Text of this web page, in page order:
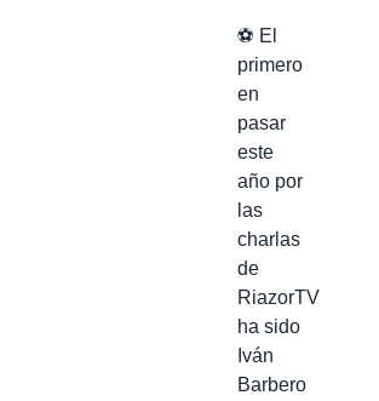
⚽️ El
primero
en
pasar
este
año por
las
charlas
de
RiazorTV
ha sido
Iván
Barbero